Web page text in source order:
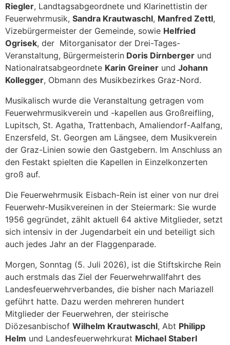
Riegler, Landtagsabgeordnete und Klarinettistin der
Feuerwehrmusik, Sandra Krautwaschl, Manfred Zettl,
Vizebürgermeister der Gemeinde, sowie Helfried
Ogrisek, der Mitorganisator der Drei-Tages-
Veranstaltung, Bürgermeisterin Doris Dirnberger und
Nationalratsabgeordnete Karin Greiner und Johann
Kollegger, Obmann des Musikbezirkes Graz-Nord.
Musikalisch wurde die Veranstaltung getragen vom
Feuerwehrmusikverein und -kapellen aus Großreifling,
Lupitsch, St. Agatha, Trattenbach, Amaliendorf-Aalfang,
Enzersfeld, St. Georgen am Längsee, dem Musikverein
der Graz-Linien sowie den Gastgebern. Im Anschluss an
den Festakt spielten die Kapellen in Einzelkonzerten
groß auf.
Die Feuerwehrmusik Eisbach-Rein ist einer von nur drei
Feuerwehr-Musikvereinen in der Steiermark: Sie wurde
1956 gegründet, zählt aktuell 64 aktive Mitglieder, setzt
sich intensiv in der Jugendarbeit ein und beteiligt sich
auch jedes Jahr an der Flaggenparade.
Morgen, Sonntag (5. Juli 2026), ist die Stiftskirche Rein
auch erstmals das Ziel der Feuerwehrwallfahrt des
Landesfeuerwehrverbandes, die bisher nach Mariazell
geführt hatte. Dazu werden mehreren hundert
Mitglieder der Feuerwehren, der steirische
Diözesanbischof Wilhelm Krautwaschl, Abt Philipp
Helm und Landesfeuerwehrkurat Michael Staberl